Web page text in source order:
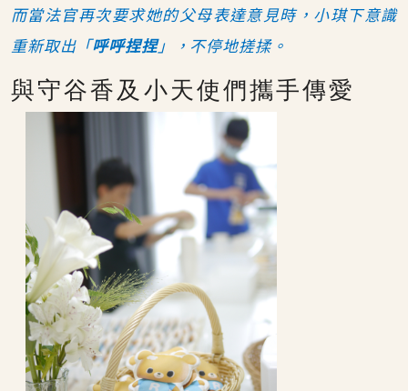
而當法官再次要求她的父母表達意見時，小琪下意識
重新取出「呼呼捏捏」，不停地搓揉。
與守谷香及小天使們攜手傳愛